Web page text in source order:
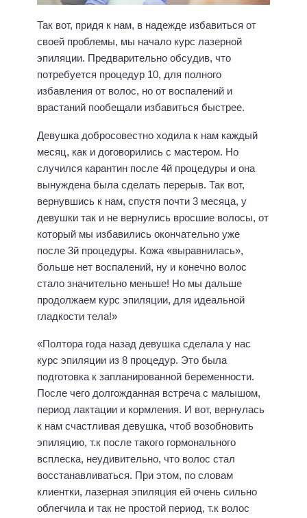
Так вот, придя к нам, в надежде избавиться от
своей проблемы, мы начало курс лазерной
эпиляции. Предварительно обсудив, что
потребуется процедур 10, для полного
избавления от волос, но от воспалений и
врастаний пообещали избавиться быстрее.
Девушка добросовестно ходила к нам каждый
месяц, как и договорились с мастером. Но
случился карантин после 4й процедуры и она
вынуждена была сделать перерыв. Так вот,
вернувшись к нам, спустя почти 3 месяца, у
девушки так и не вернулись вросшие волосы, от
который мы избавились окончательно уже
после 3й процедуры. Кожа «выравнилась»,
больше нет воспалений, ну и конечно волос
стало значительно меньше! Но мы дальше
продолжаем курс эпиляции, для идеальной
гладкости тела!»
«Полтора года назад девушка сделала у нас
курс эпиляции из 8 процедур. Это была
подготовка к запланированной беременности.
После чего долгожданная встреча с малышом,
период лактации и кормления. И вот, вернулась
к нам счастливая девушка, чтоб возобновить
эпиляцию, т.к после такого гормонального
всплеска, неудивительно, что волос стал
восстанавливаться. При этом, по словам
клиентки, лазерная эпиляция ей очень сильно
облегчила и так не простой период, т.к волос